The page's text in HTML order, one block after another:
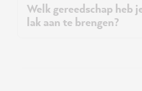
Welk gereedschap heb
lak aan te brengen?